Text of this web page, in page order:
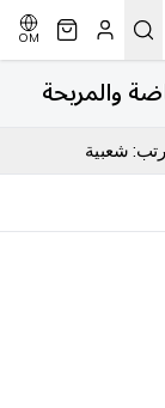
OM
والمريحة
رتب: شعبية